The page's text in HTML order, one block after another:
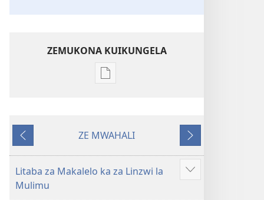
ZEMUKONA KUIKUNGELA
Mukete
Bibele
Toloko
ya
Taba
Yefelile
ZE MWAHALI
ZETATAMA
Litaba za Makalelo ka za Linzwi la
Mulimu
Show